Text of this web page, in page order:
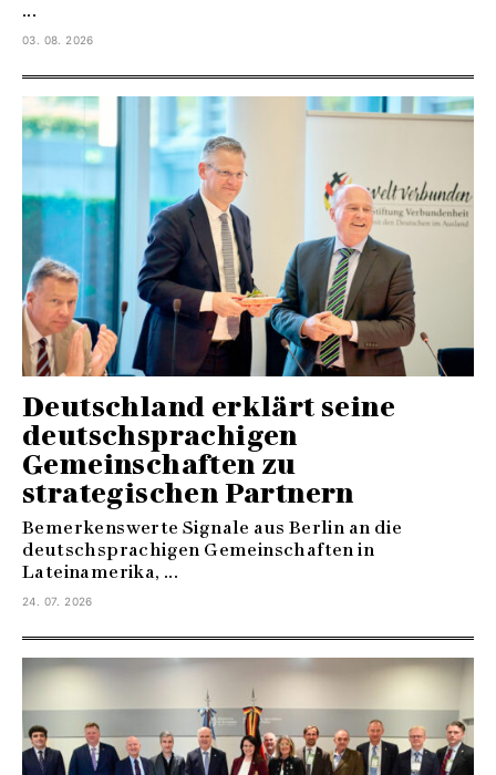
...
03. 08. 2026
Deutschland erklärt seine
deutschsprachigen
Gemeinschaften zu
strategischen Partnern
Bemerkenswerte Signale aus Berlin an die
deutschsprachigen Gemeinschaften in
Lateinamerika, ...
24. 07. 2026